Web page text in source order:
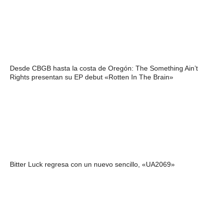
Desde CBGB hasta la costa de Oregón: The Something Ain’t
Rights presentan su EP debut «Rotten In The Brain»
Bitter Luck regresa con un nuevo sencillo, «UA2069»